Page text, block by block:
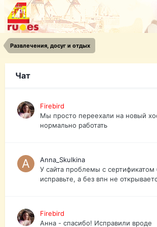
Развлечения, досуг и отдых
Чат
urist.dokument@gmail.com
https://
Телеграмм @uristpassua
Firebird
Друзья - из России без VPN сайт
Firebird
Мы просто переехали на новый
нормально работать
Anna_Skulkina
У сайта проблемы с сертификатом
исправьте, а без впн не
Firebird
Анна - спасибо! Исправили вроде